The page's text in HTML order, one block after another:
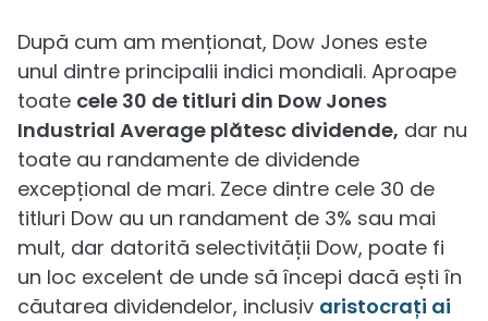
După cum am menționat, Dow Jones este
unul dintre principalii indici mondiali. Aproape
toate cele 30 de titluri din Dow Jones
Industrial Average plătesc dividende, dar nu
toate au randamente de dividende
excepțional de mari. Zece dintre cele 30 de
titluri Dow au un randament de 3% sau mai
mult, dar datorită selectivității Dow, poate fi
un loc excelent de unde să începi dacă ești în
căutarea dividendelor, inclusiv aristocrați ai